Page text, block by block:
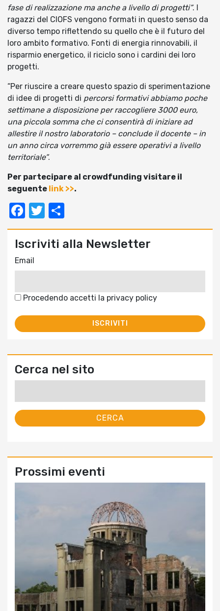
fase di realizzazione ma anche a livello di progetti”. I
ragazzi del CIOFS vengono formati in questo senso da
diverso tempo riflettendo su quello che è il futuro del
loro ambito formativo. Fonti di energia rinnovabili, il
risparmio energetico, il riciclo sono i cardini dei loro
progetti.
“Per riuscire a creare questo spazio di sperimentazione
di idee di progetti di percorsi formativi abbiamo poche
settimane a disposizione per raccogliere 3000 euro,
una piccola somma che ci consentirà di iniziare ad
allestire il nostro laboratorio – conclude il docente – in
un anno circa vorremmo già essere operativi a livello
territoriale”.
Per partecipare al crowdfunding visitare il
seguente link >>.
Facebook
Twitter
Iscriviti alla Newsletter
Email
Procedendo accetti la privacy policy
Cerca nel sito
Prossimi eventi